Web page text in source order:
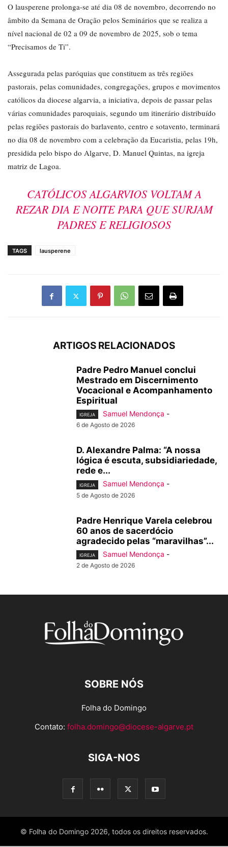
O lausperene prolonga-se até dia 08 de novembro, decorrendo no
âmbito da Semana de Oração pelos Seminários que se realiza a
nível nacional de 02 a 09 de novembro de 2025, sob o tema
“Precisamos de Ti”.
Assegurada pelas paróquias que constituem as três regiões
pastorais, pelas comunidades, congregações, grupos e movimentos
católicos da diocese algarvia, a iniciativa, depois de passar pelas
várias comunidades paroquiais, segundo um itinerário distribuído
pelas regiões pastorais do barlavento, centro e sotavento, terminará
no dia 08 de novembro com a celebração da Eucaristia, pelas 19h,
presidida pelo bispo do Algarve, D. Manuel Quintas, na igreja
matriz de Lagoa.
CATÓLICOS ALGARVIOS VOLTAM A
REZAR DIA E NOITE PARA QUE SURJAM
PADRES E RELIGIOSOS
TAGS lausperene
ARTIGOS RELACIONADOS
Padre Pedro Manuel conclui
Mestrado em Discernimento
Vocacional e Acompanhamento
Espiritual
IGREJA Samuel Mendonça -
6 de Agosto de 2026
D. Alexandre Palma: “A nossa
lógica é escuta, subsidiariedade,
rede e...
IGREJA Samuel Mendonça -
5 de Agosto de 2026
Padre Henrique Varela celebrou
60 anos de sacerdócio
agradecido pelas “maravilhas”...
IGREJA Samuel Mendonça -
2 de Agosto de 2026
SOBRE NÓS
Folha do Domingo
Contato: folha.domingo@diocese-algarve.pt
SIGA-NOS
© Folha do Domingo 2026, todos os direitos reservados.